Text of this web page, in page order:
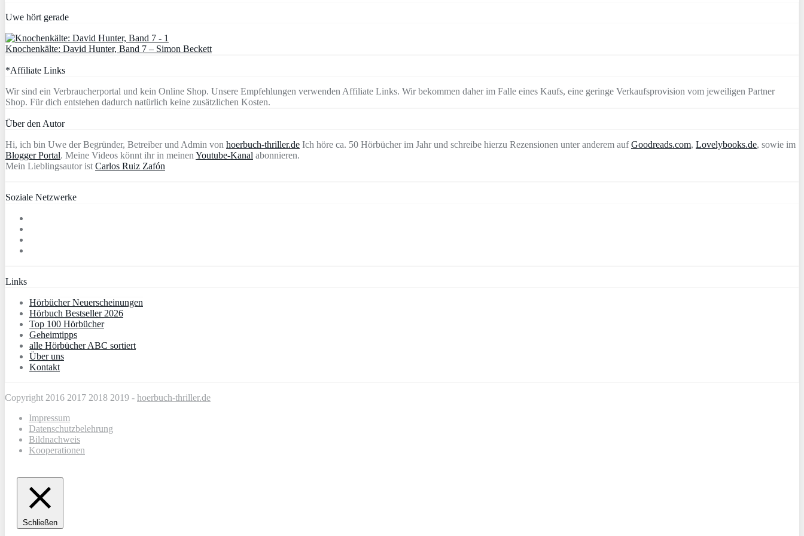
Uwe hört gerade
Knochenkälte: David Hunter, Band 7 – Simon Beckett
*Affiliate Links
Wir sind ein Verbraucherportal und kein Online Shop. Unsere Empfehlungen verwenden Affiliate Links. Wir bekommen daher im Falle eines Kaufs, eine geringe Verkaufsprovision vom jeweiligen Partner
Shop. Für dich entstehen dadurch natürlich keine zusätzlichen Kosten.
Über den Autor
Hi, ich bin Uwe der Begründer, Betreiber und Admin von hoerbuch-thriller.de Ich höre ca. 50 Hörbücher im Jahr und schreibe hierzu Rezensionen unter anderem aufGoodreads.com, Lovelybooks.de, sowie im
Blogger Portal. Meine Videos könnt ihr in meinen Youtube-Kanal abonnieren.
Mein Lieblingsautor ist Carlos Ruiz Zafón
Soziale Netzwerke
Links
Hörbücher Neuerscheinungen
Hörbuch Bestseller 2026
Top 100 Hörbücher
Geheimtipps
alle Hörbücher ABC sortiert
Über uns
Kontakt
Copyright 2016 2017 2018 2019 - hoerbuch-thriller.de
Impressum
Datenschutzbelehrung
Bildnachweis
Kooperationen
Schließen